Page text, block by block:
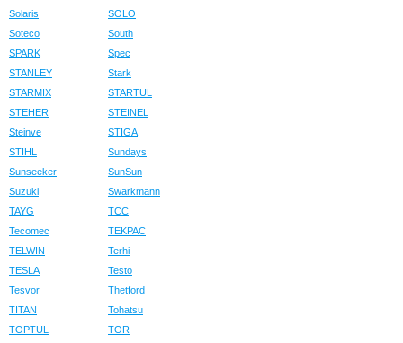
Solaris
SOLO
Soteco
South
SPARK
Spec
STANLEY
Stark
STARMIX
STARTUL
STEHER
STEINEL
Steinve
STIGA
STIHL
Sundays
Sunseeker
SunSun
Suzuki
Swarkmann
TAYG
TCC
Tecomec
TEKPAC
TELWIN
Terhi
TESLA
Testo
Tesvor
Thetford
TITAN
Tohatsu
TOPTUL
TOR